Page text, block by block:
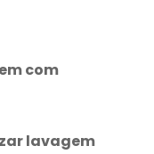
com
lavagem